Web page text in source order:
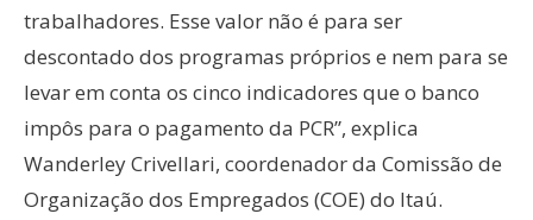
trabalhadores. Esse valor não é para ser
descontado dos programas próprios e nem para se
levar em conta os cinco indicadores que o banco
impôs para o pagamento da PCR”, explica
Wanderley Crivellari, coordenador da Comissão de
Organização dos Empregados (COE) do Itaú.